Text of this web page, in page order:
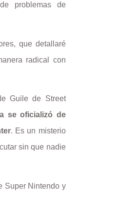
problemas de
que detallaré
radical con
Guile de Street
se oficializó de
. Es un misterio
sin que nadie
Super Nintendo y